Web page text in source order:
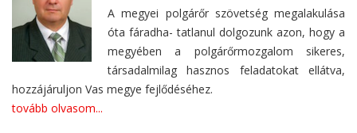
A megyei polgárőr szövetség megalakulása
óta fáradha- tatlanul dolgozunk azon, hogy a
megyében a polgárőrmozgalom sikeres,
társadalmilag hasznos feladatokat ellátva,
hozzájáruljon Vas megye fejlődéséhez.
tovább olvasom...